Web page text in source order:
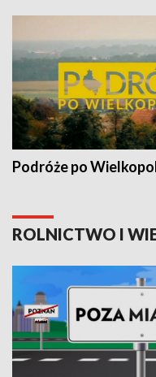
Podróże po
ROLNICTWO I